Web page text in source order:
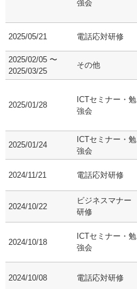
強会
2025/05/21 電話応対研修
2025/02/05 〜
2025/03/25
その他
2025/01/28
ICTセミナー・勉
強会
2025/01/24
ICTセミナー・勉
強会
2024/11/21 電話応対研修
2024/10/22
ビジネスマナー
研修
2024/10/18
ICTセミナー・勉
強会
2024/10/08 電話応対研修